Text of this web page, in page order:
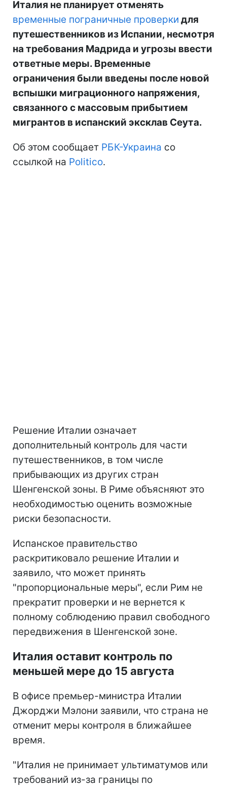
Италия не планирует отменять
временные пограничные проверки для
путешественников из Испании, несмотря
на требования Мадрида и угрозы ввести
ответные меры. Временные
ограничения были введены после новой
вспышки миграционного напряжения,
связанного с массовым прибытием
мигрантов в испанский эксклав Сеута.
Об этом сообщает РБК-Украина со
ссылкой на Politico.
Решение Италии означает
дополнительный контроль для части
путешественников, в том числе
прибывающих из других стран
Шенгенской зоны. В Риме объясняют это
необходимостью оценить возможные
риски безопасности.
Испанское правительство
раскритиковало решение Италии и
заявило, что может принять
"пропорциональные меры", если Рим не
прекратит проверки и не вернется к
полному соблюдению правил свободного
передвижения в Шенгенской зоне.
Италия оставит контроль по
меньшей мере до 15 августа
В офисе премьер-министра Италии
Джорджи Мэлони заявили, что страна не
отменит меры контроля в ближайшее
время.
"Италия не принимает ультиматумов или
требований из-за границы по